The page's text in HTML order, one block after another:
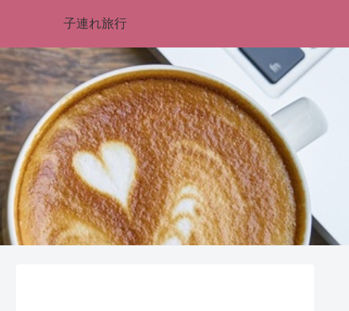
子連れ旅行